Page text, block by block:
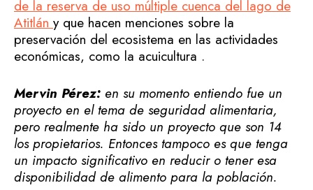
de la reserva de uso múltiple cuenca del lago de
Atitlán y que hacen menciones sobre la
preservación del ecosistema en las actividades
económicas, como la acuicultura .
Mervin Pérez: en su momento entiendo fue un
proyecto en el tema de seguridad alimentaria,
pero realmente ha sido un proyecto que son 14
los propietarios. Entonces tampoco es que tenga
un impacto significativo en reducir o tener esa
disponibilidad de alimento para la población.